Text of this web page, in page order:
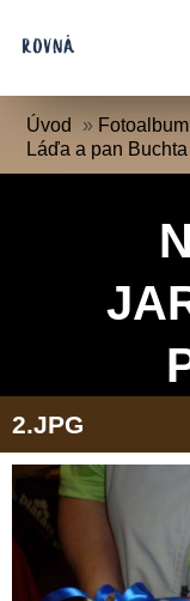
Úvod » Fotoalbum
Láďa a pan Buchta
2.JPG